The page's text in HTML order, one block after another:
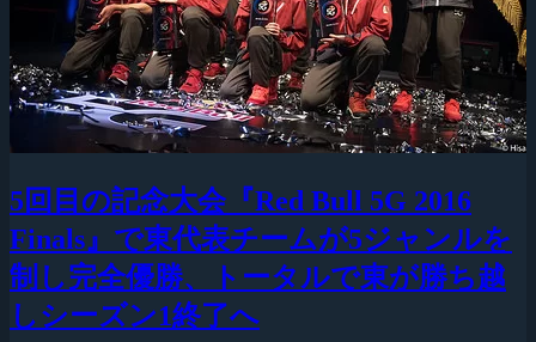
5回目の記念大会『Red Bull 5G 2016
Finals』で東代表チームが5ジャンルを
制し完全優勝、トータルで東が勝ち越
しシーズン1終了へ